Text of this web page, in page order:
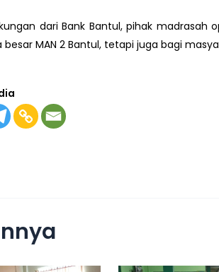
dari Bank Bantul, pihak
MAN 2 Bantul, tetapi juga bagi